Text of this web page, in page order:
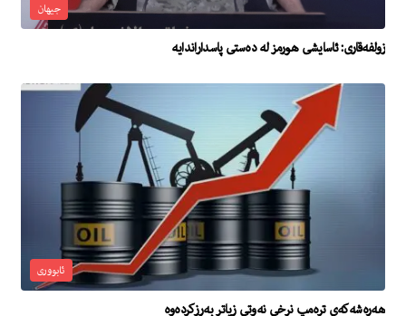
جیهان
زولفەقاری: ئاسایشی هورمز لە دەستی پاسداراندایە
ئابووری
هەڕەشەکەی ترەمپ نرخی نەوتی زیاتر بەرزکردەوە